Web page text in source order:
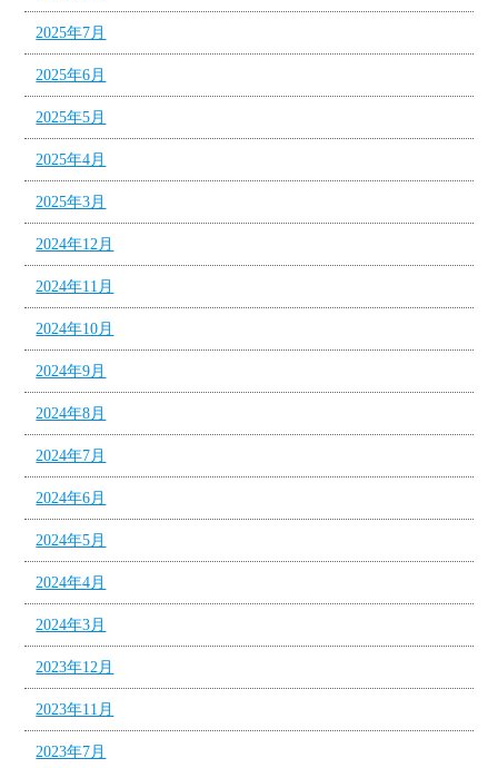
2025年7月
2025年6月
2025年5月
2025年4月
2025年3月
2024年12月
2024年11月
2024年10月
2024年9月
2024年8月
2024年7月
2024年6月
2024年5月
2024年4月
2024年3月
2023年12月
2023年11月
2023年7月